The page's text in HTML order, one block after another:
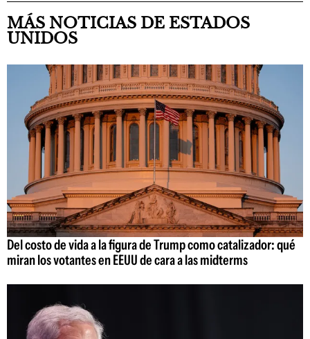
MÁS NOTICIAS DE ESTADOS
UNIDOS
Del costo de vida a la figura de Trump como catalizador: qué
miran los votantes en EEUU de cara a las midterms